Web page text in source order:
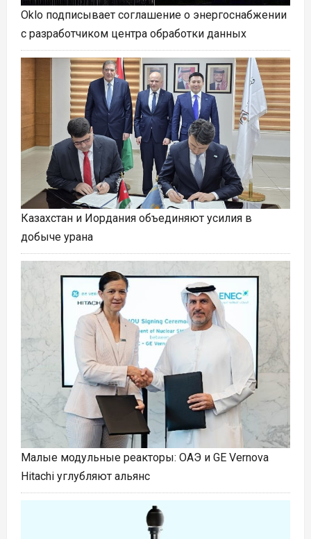
Oklo подписывает соглашение о энергоснабжении
с разработчиком центра обработки данных
Казахстан и Иордания объединяют усилия в
добыче урана
Малые модульные реакторы: ОАЭ и GE Vernova
Hitachi углубляют альянс